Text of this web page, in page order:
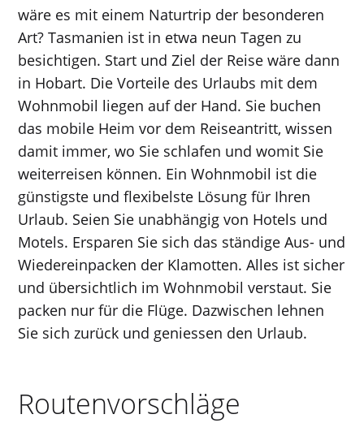
wäre es mit einem Naturtrip der besonderen
Art? Tasmanien ist in etwa neun Tagen zu
besichtigen. Start und Ziel der Reise wäre dann
in Hobart. Die Vorteile des Urlaubs mit dem
Wohnmobil liegen auf der Hand. Sie buchen
das mobile Heim vor dem Reiseantritt, wissen
damit immer, wo Sie schlafen und womit Sie
weiterreisen können. Ein Wohnmobil ist die
günstigste und flexibelste Lösung für Ihren
Urlaub. Seien Sie unabhängig von Hotels und
Motels. Ersparen Sie sich das ständige Aus- und
Wiedereinpacken der Klamotten. Alles ist sicher
und übersichtlich im Wohnmobil verstaut. Sie
packen nur für die Flüge. Dazwischen lehnen
Sie sich zurück und geniessen den Urlaub.
Routenvorschläge